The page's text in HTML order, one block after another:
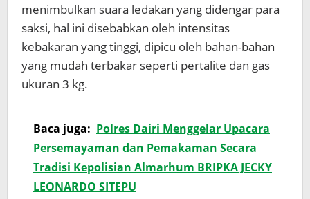
menimbulkan suara ledakan yang didengar para
saksi, hal ini disebabkan oleh intensitas
kebakaran yang tinggi, dipicu oleh bahan-bahan
yang mudah terbakar seperti pertalite dan gas
ukuran 3 kg.
Baca juga: Polres Dairi Menggelar Upacara
Persemayaman dan Pemakaman Secara
Tradisi Kepolisian Almarhum BRIPKA JECKY
LEONARDO SITEPU